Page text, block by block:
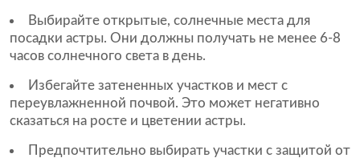
Выбирайте открытые, солнечные места для
посадки астры. Они должны получать не менее 6-8
часов солнечного света в день.
Избегайте затененных участков и мест с
переувлажненной почвой. Это может негативно
сказаться на росте и цветении астры.
Предпочтительно выбирать участки с защитой от